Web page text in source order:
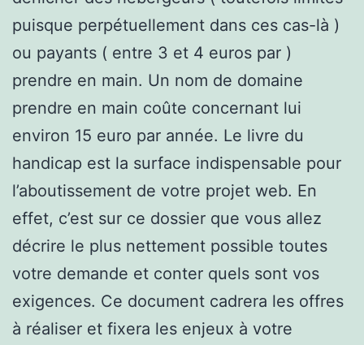
puisque perpétuellement dans ces cas-là )
ou payants ( entre 3 et 4 euros par )
prendre en main. Un nom de domaine
prendre en main coûte concernant lui
environ 15 euro par année. Le livre du
handicap est la surface indispensable pour
l’aboutissement de votre projet web. En
effet, c’est sur ce dossier que vous allez
décrire le plus nettement possible toutes
votre demande et conter quels sont vos
exigences. Ce document cadrera les offres
à réaliser et fixera les enjeux à votre